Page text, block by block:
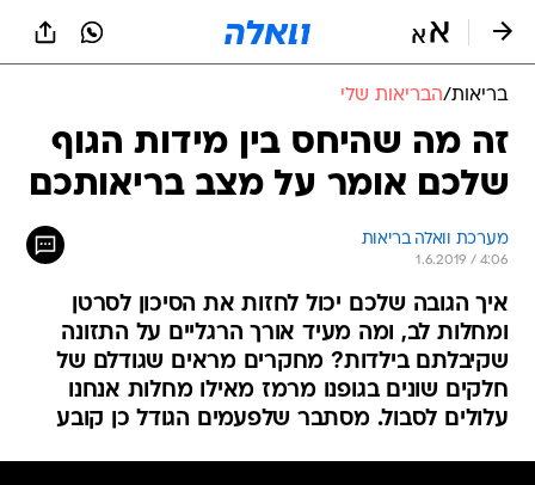
בריאות/הבריאות שלי
זה מה שהיחס בין מידות הגוף
שלכם אומר על מצב בריאותכם
מערכת וואלה בריאות
1.6.2019 / 4:06
איך הגובה שלכם יכול לחזות את הסיכון לסרטן
ומחלות לב, ומה מעיד אורך הרגליים על התזונה
שקיבלתם בילדות? מחקרים מראים שגודלם של
חלקים שונים בגופנו מרמז מאילו מחלות אנחנו
עלולים לסבול. מסתבר שלפעמים הגודל כן קובע